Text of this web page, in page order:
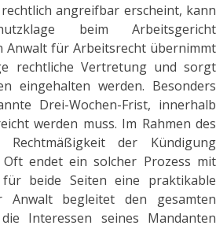
angreifbar erscheint, kann
beim Arbeitsgericht
Anwalt für Arbeitsrecht übernimmt
rechtliche Vertretung und sorgt
eingehalten werden. Besonders
Drei-Wochen-Frist, innerhalb
werden muss. Im Rahmen des
der Kündigung
endet ein solcher Prozess mit
beide Seiten eine praktikable
Anwalt begleitet den gesamten
Interessen seines Mandanten